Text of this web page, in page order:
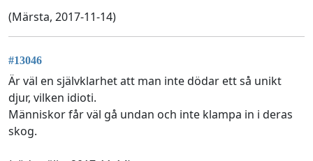
(Märsta, 2017-11-14)
#13046
Är väl en självklarhet att man inte dödar ett så unikt
djur, vilken idioti.
Människor får väl gå undan och inte klampa in i deras
skog.